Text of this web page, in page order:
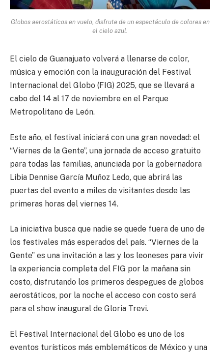
Globos aerostáticos en vuelo, disfrute de un espectáculo de colores en
el cielo azul.
El cielo de Guanajuato volverá a llenarse de color,
música y emoción con la inauguración del Festival
Internacional del Globo (FIG) 2025, que se llevará a
cabo del 14 al 17 de noviembre en el Parque
Metropolitano de León.
Este año, el festival iniciará con una gran novedad: el
“Viernes de la Gente”, una jornada de acceso gratuito
para todas las familias, anunciada por la gobernadora
Libia Dennise García Muñoz Ledo, que abrirá las
puertas del evento a miles de visitantes desde las
primeras horas del viernes 14.
La iniciativa busca que nadie se quede fuera de uno de
los festivales más esperados del país. “Viernes de la
Gente” es una invitación a las y los leoneses para vivir
la experiencia completa del FIG por la mañana sin
costo, disfrutando los primeros despegues de globos
aerostáticos, por la noche el acceso con costo será
para el show inaugural de Gloria Trevi.
El Festival Internacional del Globo es uno de los
eventos turísticos más emblemáticos de México y una